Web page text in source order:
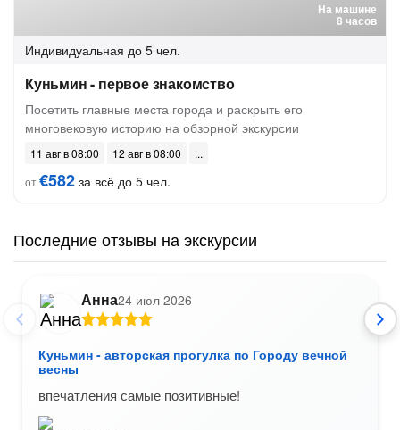
На машине
8 часов
Индивидуальная до 5 чел.
Куньмин - первое знакомство
Посетить главные места города и раскрыть его
многовековую историю на обзорной экскурсии
11 авг в 08:00
12 авг в 08:00
от€582 за всё до 5 чел.
Последние отзывы на экскурсии
Анна24 июл 2026
Куньмин - авторская прогулка по Городу вечной
весны
впечатления самые позитивные!